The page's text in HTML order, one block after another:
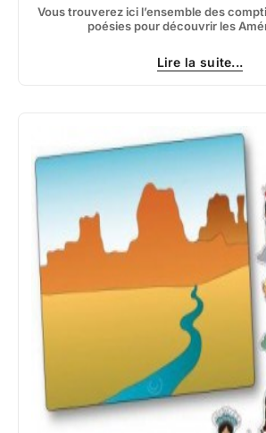
Vous trouverez ici l’ensemble des
poésies pour découvrir les
Lire la suite...